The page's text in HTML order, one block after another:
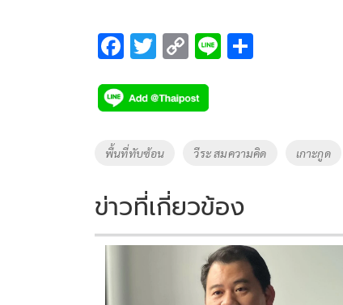
F
e
b
o
k
T
tt
er
C
p
y
Li
k
Li
Tags
พื้นที่ทับซ้อน วีระ สมความคิด เกาะกูด
ข่าวที่เกี่ยวข้อง